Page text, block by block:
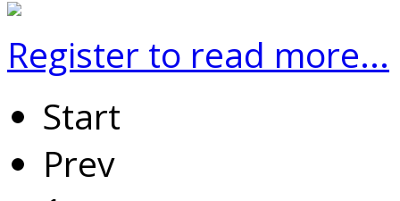
Register to read more...
Start
Prev